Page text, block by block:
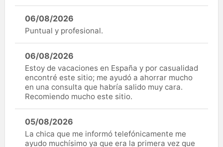
06/08/2026
Puntual y profesional.
06/08/2026
Estoy de vacaciones en España y por casualidad
encontré este sitio; me ayudó a ahorrar mucho
en una consulta que habría salido muy cara.
Recomiendo mucho este sitio.
05/08/2026
La chica que me informó telefónicamente me
ayudo muchísimo ya que era la primera vez que